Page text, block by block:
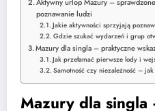
poznawanie ludzi
Jakie aktywności sprzyjają
Gdzie szukać wydarzeń i grup
Mazury dla singla – praktyczne
Jak przełamać pierwsze lody i
Samotność czy niezależność –
Mazury dla singla